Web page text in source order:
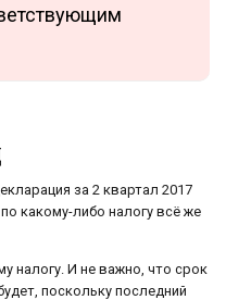
за 2 квартал 2017
какому-либо налогу всё же
налогу. И не важно, что срок
поскольку последний